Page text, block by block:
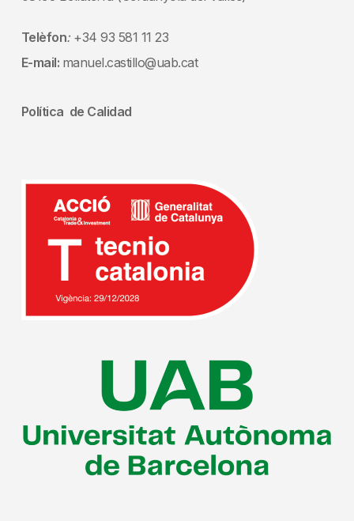
Telèfon:+34 93 581 11 23
E-mail: manuel.castillo@uab.cat
Política de Calidad